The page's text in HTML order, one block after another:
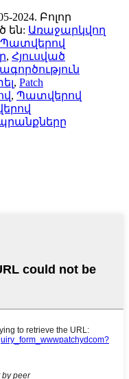
2024. Բոլոր
են: Առաջարկվող
Պատվերով
, Հյուսված
, Patch
, Պատվերով